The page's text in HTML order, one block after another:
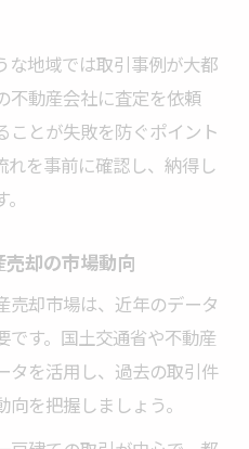
せないデータの集め方
比較ポイントまとめ
映した価格設定の手順
イト活用と注意点
叶えるコツ
格で進めるための工夫
の不動産売却の注意点
しないための心得
を進めるための流れ
目安を解説
な地域では取引事例が大都
不動産会社に査定を依頼
ことが失敗を防ぐポイント
れを事前に確認し、納得し
却の市場動向
売却市場は、近年のデータ
です。国土交通省や不動産
タを活用し、過去の取引件
を把握しましょう。